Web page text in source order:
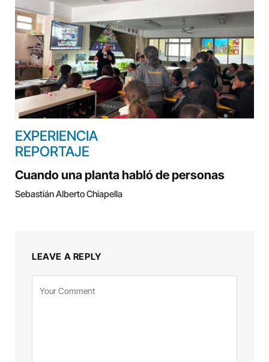
EXPERIENCIA
REPORTAJE
Cuando una planta habló de personas
Sebastián Alberto Chiapella
LEAVE A REPLY